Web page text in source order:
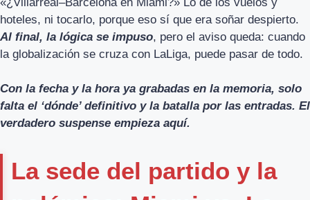
hoteles, ni tocarlo, porque eso sí que era soñar despierto.
Al final, la lógica se impuso, pero el aviso queda: cuando
la globalización se cruza con LaLiga, puede pasar de todo.
Con la fecha y la hora ya grabadas en la memoria, solo
falta el ‘dónde’ definitivo y la batalla por las entradas. El
verdadero suspense empieza aquí.
La sede del partido y la